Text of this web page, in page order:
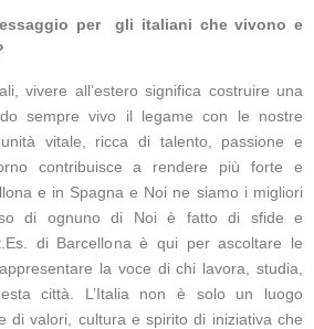
per gli italiani che vivono e
vivere all’estero significa costruire una
sempre vivo il legame con le nostre
vitale, ricca di talento, passione e
contribuisce a rendere più forte e
e in Spagna e Noi ne siamo i migliori
di ognuno di Noi è fatto di sfide e
di Barcellona è qui per ascoltare le
la voce di chi lavora, studia,
città. L’Italia non è solo un luogo
di valori, cultura e spirito di iniziativa che